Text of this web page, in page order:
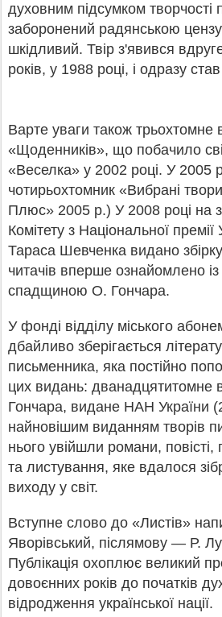
духовним підсумком творчості
заборонений радянською
шкідливий. Твір з'явився
років, у 1988 році, і одразу
Варте уваги також трьохтомне
«Щоденників», що побачило
«Веселка» у 2002 році. У 2005
чотирьохтомник «Вибрані
Плюс» 2005 р.) У 2008 році на
Комітету з Національної премії
Тараса Шевченка видано
читачів вперше ознайомлено
спадщиною О. Гончара.
У фонді відділу міського
дбайливо зберігається
письменника, яка постійно
цих видань: дванадцятитомне
Гончара, видане НАН України
найновішим виданням творів
нього увійшли романи,
та листування, яке вдалося
виходу у світ.
Вступне слово до «Листів»
Яворівський, післямову — Р.
Публікація охоплює великий
довоєнних років до початків
відродження української нації.